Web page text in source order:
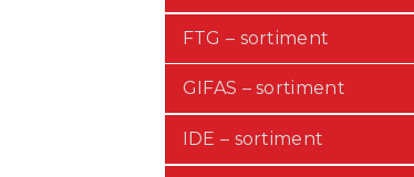
FTG – sortiment
GIFAS – sortiment
IDE – sortiment